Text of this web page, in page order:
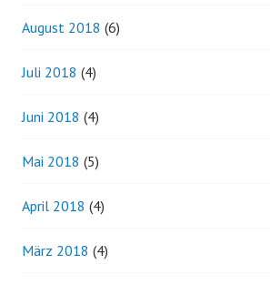
August 2018 (6)
Juli 2018 (4)
Juni 2018 (4)
Mai 2018 (5)
April 2018 (4)
März 2018 (4)